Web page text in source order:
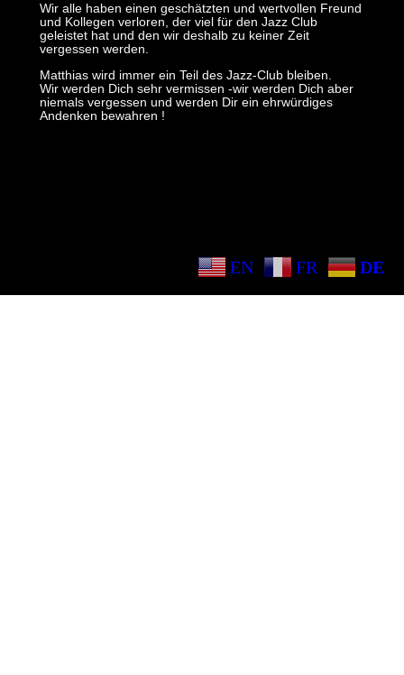
Wir alle haben einen geschätzten und wertvollen Freund
und Kollegen verloren, der viel für den Jazz Club
geleistet hat und den wir deshalb zu keiner Zeit
vergessen werden.
Matthias wird immer ein Teil des Jazz-Club bleiben.
Wir werden Dich sehr vermissen -wir werden Dich aber
niemals vergessen und werden Dir ein ehrwürdiges
Andenken bewahren !
EN FR DE